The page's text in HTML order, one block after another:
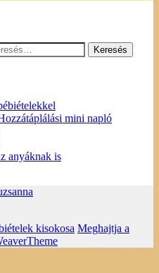
mini napló
anyáknak is
kisokosa Meghajtja a